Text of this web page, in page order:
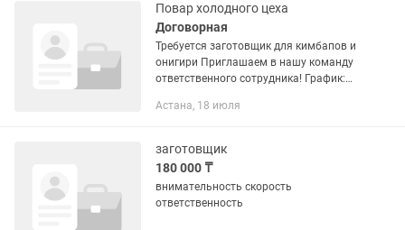
Повар холодного цеха
Договорная
Требуется заготовщик для кимбапов и
онигири Приглашаем в нашу команду
ответственного сотрудника! График:
смену 15000 Место работы: (укажите
Астана, 18 июля
заготовщик
180 000 ₸
внимательность скорость
ответственность